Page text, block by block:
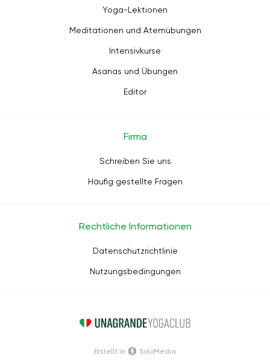
Yoga-Lektionen
Meditationen und Atemübungen
Intensivkurse
Asanas und Übungen
Editor
Firma
Schreiben Sie uns
Häufig gestellte Fragen
Rechtliche Informationen
Datenschutzrichtlinie
Nutzungsbedingungen
Erstellt in SoloMedia